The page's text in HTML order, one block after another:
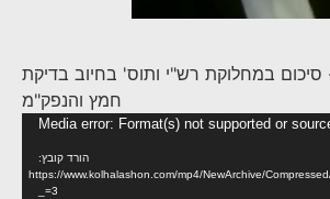
במחלוקת רש"י ותוס' בחיוב בדיקת
חמץ והנפק"מ
Media error: Format(s) not supported or
הורד קובץ:
https://www.kolhalashon.com/mp4/NewArchive/
_=3